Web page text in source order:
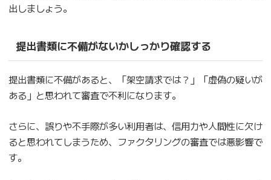
出しましょう。
提出書類に不備がないかしっかり確認する
提出書類に不備があると、「架空請求では？」「虚偽の疑いが
ある」と思われて審査で不利になります。
さらに、誤りや不手際が多い利用者は、信用力や人間性に欠け
ると思われてしまうため、ファクタリングの審査では悪影響で
す。